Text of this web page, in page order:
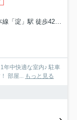
「淀」駅 徒歩42分
年中快適な室内♪ 駐車
部屋... もっと見る